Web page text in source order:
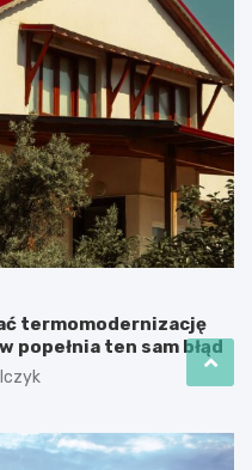
termomodernizację
popełnia ten sam błąd